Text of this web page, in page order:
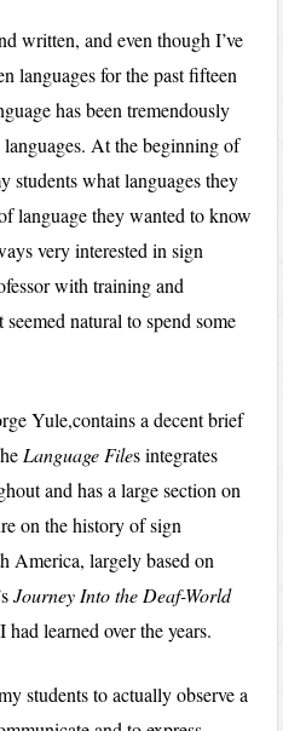
written, and even though I’ve
languages for the past fifteen
has been tremendously
At the beginning of
students what languages they
language they wanted to know
very interested in sign
with training and
natural to spend some
Yule,contains a decent brief
Language Files integrates
and has a large section on
on the history of sign
America, largely based on
Journey Into the Deaf-World
learned over the years.
students to actually observe a